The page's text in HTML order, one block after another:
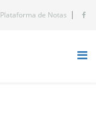
Plataforma de Notas |